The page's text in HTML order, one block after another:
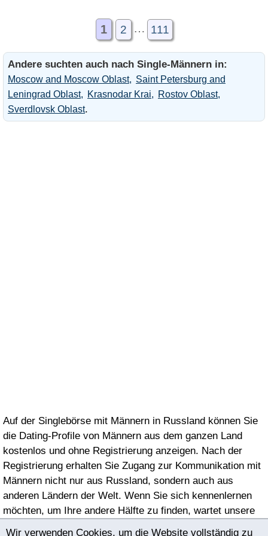
честный.. с чувством
юмора. привлекательный
выгляжу моложе своих
лет.
1 2 … 111
Andere suchten auch nach Single-Männern in:
Moscow and Moscow Oblast
Saint Petersburg and
Leningrad Oblast
Krasnodar Krai
Rostov Oblast
Sverdlovsk Oblast.
Auf der Singlebörse mit Männern in Russland können Sie
die Dating-Profile von Männern aus dem ganzen Land
kostenlos und ohne Registrierung anzeigen. Nach der
Registrierung erhalten Sie Zugang zur Kommunikation mit
Männern nicht nur aus Russland, sondern auch aus
anderen Ländern der Welt. Wenn Sie sich kennenlernen
möchten, um Ihre andere Hälfte zu finden, wartet unsere
Wir verwenden Cookies, um die Website vollständig zu